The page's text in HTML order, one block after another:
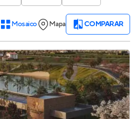
Mosaico Mapa COMPARAR